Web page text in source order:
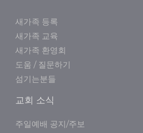
새가족 등록
새가족 교육
새가족 환영회
도움 / 질문하기
섬기는분들
교회 소식
주일예배 공지/주보